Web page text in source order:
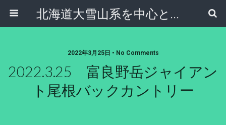
北海道大雪山系を中心とした登山・自然ガイド｜大雪山倶楽部ブログ
2022年3月25日 • No Comments
2022.3.25 富良野岳ジャイアン
ト尾根バックカントリー